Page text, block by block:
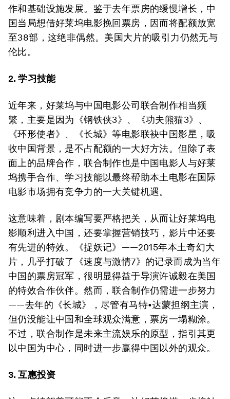
作和基础设施发展。鉴于去年票房的缓慢增长，中
国当局想借好莱坞电影挽回票房，因而将配额放宽
至38部，这绝非偶然。美国大片的吸引力仍然无与
伦比。
2. 学习技能
近年来，好莱坞与中国电影公司联合制作相当频
繁，主要是因为《钢铁侠3》、《功夫熊猫3》、
《环形使者》、《长城》等电影联袂中国影星，吸
收中国背景，是不占配额的一大好方法。但除了表
面上的品牌合作，联合制作也是中国电影人与好莱
坞携手合作、学习技能以最终帮助本土电影在国际
电影市场拥有竞争力的一大关键机遇。
这意味着，剧本编写要严格把关，从而让好莱坞电
影顺利进入中国，还要掌握营销技巧，影片中还要
有先进的特效。《捉妖记》——2015年本土奇幻大
片，几乎打破了《速度与激情7》的记录而成为当年
中国的票房冠军，很明显得益于导演许诚毅在美国
的特效合作伙伴。然而，联合制作仍需进一步努力
——去年的《长城》，尽管有马特•达蒙担纲主演，
但仍没能让中国和全球观众满意，票房一塌糊涂。
不过，联合制作是未来主流娱乐的原型，指引其更
以中国为中心，同时进一步赢得中国以外的观众。
3. 互惠投资